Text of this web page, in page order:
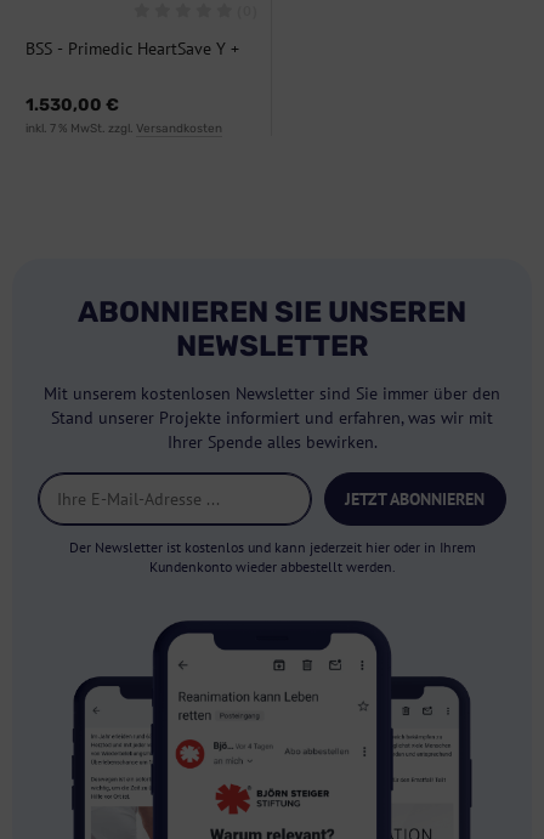
BSS - Primedic HeartSave Y +
1.530,00 €
inkl. 7 % MwSt. zzgl. Versandkosten
ABONNIEREN SIE UNSEREN
NEWSLETTER
Mit unserem kostenlosen Newsletter sind Sie immer über den
Stand unserer Projekte informiert und erfahren, was wir mit
Ihrer Spende alles bewirken.
JETZT ABONNIEREN
Der Newsletter ist kostenlos und kann jederzeit hier oder in Ihrem
Kundenkonto wieder abbestellt werden.